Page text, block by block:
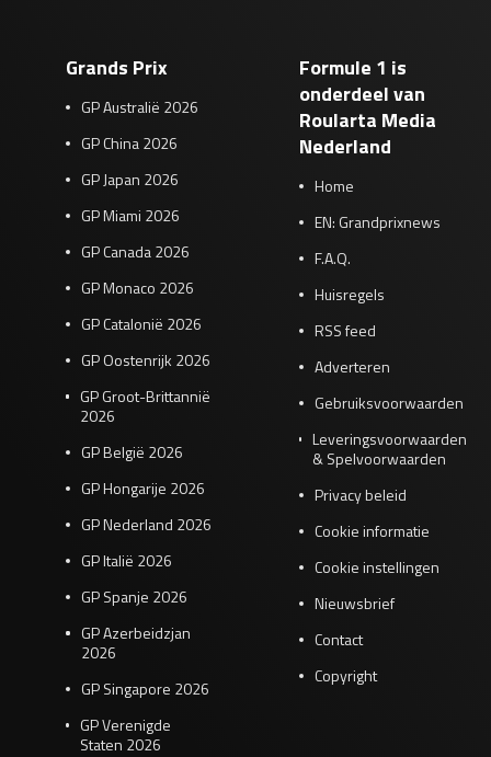
Grands Prix
GP Australië 2026
GP China 2026
GP Japan 2026
GP Miami 2026
GP Canada 2026
GP Monaco 2026
GP Catalonië 2026
GP Oostenrijk 2026
GP Groot-Brittannië
2026
GP België 2026
GP Hongarije 2026
GP Nederland 2026
GP Italië 2026
GP Spanje 2026
GP Azerbeidzjan
2026
GP Singapore 2026
GP Verenigde
Staten 2026
Formule 1 is
onderdeel van
Roularta Media
Nederland
Home
EN: Grandprixnews
F.A.Q.
Huisregels
RSS feed
Adverteren
Gebruiksvoorwaarden
Leveringsvoorwaarden
& Spelvoorwaarden
Privacy beleid
Cookie informatie
Cookie instellingen
Nieuwsbrief
Contact
Copyright